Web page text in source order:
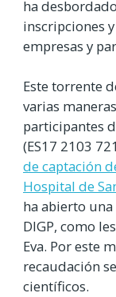
ha
inscripciones
empresas y
Este torrente
varias
participantes
(ES17 2103
de captación
Hospital de
ha abierto
DIGP, como
Eva. Por este
recaudación
científicos.